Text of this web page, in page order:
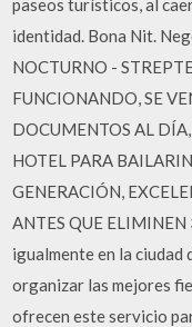
identidad. Bona Nit.
NOCTURNO -
FUNCIONANDO, SE
DOCUMENTOS AL
HOTEL PARA
GENERACIÓN,
ANTES QUE ELIMINEN
igualmente en la ciudad
organizar las mejores
ofrecen este servicio